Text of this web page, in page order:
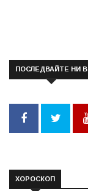
ПОСЛЕДВАЙТЕ НИ В
ХОРОСКОП